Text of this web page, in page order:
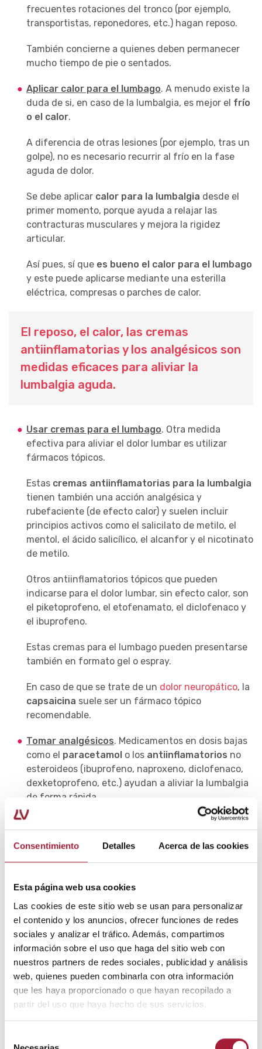
Consentimiento Detalles Acerca de las cookies
Esta página web usa cookies
Las cookies de este sitio web se usan para personalizar
el contenido y los anuncios, ofrecer funciones de redes
sociales y analizar el tráfico. Además, compartimos
información sobre el uso que haga del sitio web con
nuestros partners de redes sociales, publicidad y análisis
web, quienes pueden combinarla con otra información
que les haya proporcionado o que hayan recopilado a
partir del uso que haya hecho de sus servicios.
frecuentes rotaciones del tronco (por ejemplo,
transportistas, reponedores, etc.) hagan reposo.
También concierne a quienes deben permanecer
mucho tiempo de pie o sentados.
Aplicar calor para el lumbago. A menudo existe la
duda de si, en caso de la lumbalgia, es mejor el frío
o el calor.
A diferencia de otras lesiones (por ejemplo, tras un
golpe), no es necesario recurrir al frío en la fase
aguda de dolor.
Se debe aplicar calor para la lumbalgia desde el
primer momento, porque ayuda a relajar las
contracturas musculares y mejora la rigidez
articular.
Así pues, sí que es bueno el calor para el lumbago
y este puede aplicarse mediante una esterilla
eléctrica, compresas o parches de calor.
El reposo, el calor, las cremas
antiinflamatorias y los analgésicos son
medidas eficaces para aliviar la
lumbalgia aguda.
Usar cremas para el lumbago. Otra medida
efectiva para aliviar el dolor lumbar es utilizar
fármacos tópicos.
Estas cremas antiinflamatorias para la lumbalgia
tienen también una acción analgésica y
rubefaciente (de efecto calor) y suelen incluir
principios activos como el salicilato de metilo, el
mentol, el ácido salicílico, el alcanfor y el nicotinato
de metilo.
Otros antiinflamatorios tópicos que pueden
indicarse para el dolor lumbar, sin efecto calor, son
el piketoprofeno, el etofenamato, el diclofenaco y
el ibuprofeno.
Estas cremas para el lumbago pueden presentarse
también en formato gel o espray.
En caso de que se trate de un dolor neuropático, la
capsaicina suele ser un fármaco tópico
recomendable.
Tomar analgésicos. Medicamentos en dosis bajas
como el paracetamol o los antiinflamatorios no
esteroideos (ibuprofeno, naproxeno, diclofenaco,
dexketoprofeno, etc.) ayudan a aliviar la lumbalgia
de forma rápida.
En caso de que estos fármacos resultaran
analgésicos o asociarlos a
corticoesteroideos
(prednisona),relajantes musculares(diazepam) e
Utilizar fajas para la lumbalgia. Utilizar fajas o
corsés puede aliviar el dolor del lumbagoporque
estabilizan la columna vertebral, limitan en cierto
grado el movimiento, disminuyen la presión sobre
los discos intervertebrales y proporcionan calor y
un efecto masaje.
En caso de utilizar fajas para el lumbago